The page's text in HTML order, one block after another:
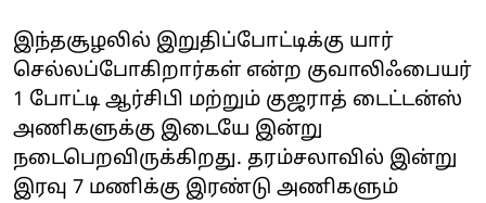
இந்தசூழலில் இறுதிப்போட்டிக்கு யார்
செல்லப்போகிறார்கள் என்ற குவாலிஃபையர்
1 போட்டி ஆர்சிபி மற்றும் குஜராத் டைட்டன்ஸ்
அணிகளுக்கு இடையே இன்று
நடைபெறவிருக்கிறது. தரம்சலாவில் இன்று
இரவு 7 மணிக்கு இரண்டு அணிகளும்